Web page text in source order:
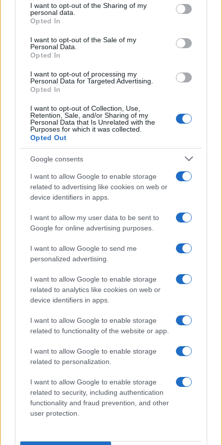
not limited to your visit or usage behaviour. You may click to
grant or deny consent to Google and its third-party tags to
use your data for below specified purposes in below Google
consent section.
I want to opt-out of the Sharing of my
personal data.
Opted In
I want to opt-out of the Sale of my
Personal Data.
Opted In
I want to opt-out of processing my
Personal Data for Targeted Advertising.
Opted In
I want to opt-out of Collection, Use,
Retention, Sale, and/or Sharing of my
Personal Data that Is Unrelated with the
Purposes for which it was collected.
Opted Out
Google consents
I want to allow Google to enable storage
related to advertising like cookies on web or
device identifiers in apps.
I want to allow my user data to be sent to
Google for online advertising purposes.
I want to allow Google to send me
personalized advertising.
I want to allow Google to enable storage
related to analytics like cookies on web or
device identifiers in apps.
I want to allow Google to enable storage
related to functionality of the website or app.
I want to allow Google to enable storage
related to personalization.
I want to allow Google to enable storage
related to security, including authentication
functionality and fraud prevention, and other
user protection.
A béketerv kizárna huszonöt
zsidó települést Izraelből
Szélsőséges izraeliek
gyújtogattak palesztin falvakban
2019. november 22.
szomszédsága Júdea-